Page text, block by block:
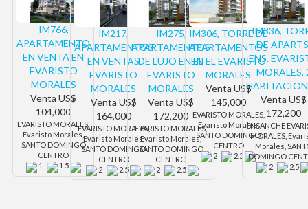
IM766,
APARTAMENTO
EN VENTA EN
EVARISTO
MORALES
Venta US$
104,000
EVARISTO MORALES,
Evaristo Morales,
SANTO DOMINGO
CENTRO
1
1.5
IM217,
APARTAMENTOS
EN VENTAS
EVARISTO
MORALES
Venta US$
164,000
EVARISTO MORALES,
Evaristo Morales,
SANTO DOMINGO
CENTRO
2
2.5
IM275,
APARTAMENTOS
DE LUJO EN EL
EVARISTO
MORALES
VentaUS$
172,200
EVARISTO MORALES,
Evaristo Morales,
SANTO DOMINGO
CENTRO
2
2.5
IM306, TORRE DE
APARTAMENTOS
EN EL EVARISTO
MORALES
Venta US$
145,000
EVARISTO MORALES,
Evaristo Morales,
SANTO DOMINGO
CENTRO
2
2.5
IM336,
DE
ENS.
MORALES,
VentaUS$
172,200
ENSANCHE
MORALES,
Morales,
DOMINGO
2
2.5